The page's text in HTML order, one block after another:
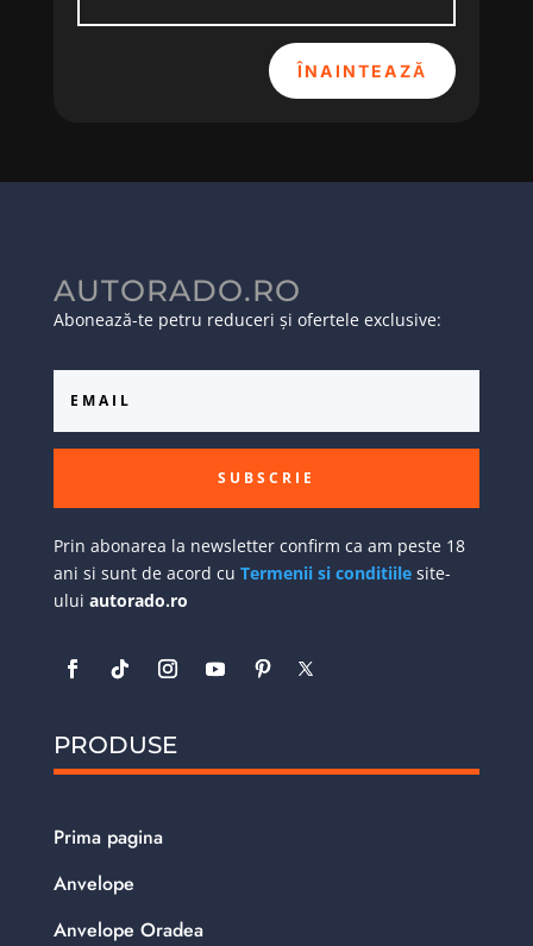
ÎNAINTEAZĂ
AUTORADO.RO
Abonează-te petru reduceri și ofertele exclusive:
SUBSCRIE
Prin abonarea la newsletter confirm ca am peste 18
ani si sunt de acord cu Termenii si conditiilesite-
ului autorado.ro
PRODUSE
Prima pagina
Anvelope
Anvelope Oradea